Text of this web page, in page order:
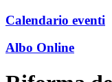
Calendario eventi
Albo Online